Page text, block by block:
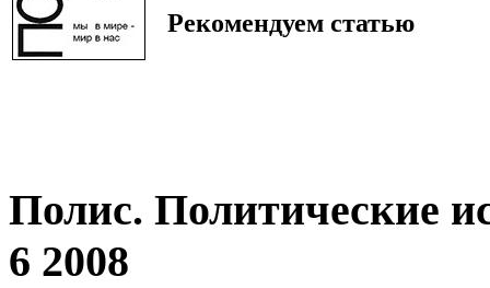
Рекомендуем статью
Полис. Политические
6 2008